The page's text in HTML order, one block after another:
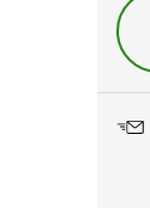
213 cm x 91 cm